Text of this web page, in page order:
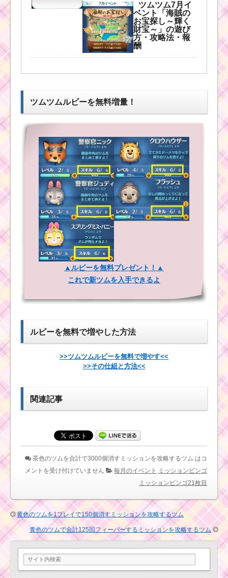
ツムツム7月海賊
のお宝探しイベ
ントのミッショ
ン・クリア報酬
一覧
消すミッションを攻略
するツム
ツムツム11月プーさん
のハチミツあつめ2枚目
のミッション内容と攻
略
プリンセスのツ
ムでマイツムを
ツム
ハロウィーンのツムで
ンを攻略するツム
個消すミッションを攻
略するツム
2016年3月！セレクト
ル・ハチプー・ジーニ
ー
ストームトルーパーミ
ッションの効率的な倒
友達を呼ぶスキ
ルで40チェーン
以上出すミッシ
ツム
ツムツム7月イ
ベント「海賊の
お宝探し～輝く
財宝～」の遊び
方・攻略法・報
酬
ツムで簡単に15チェー
ン以上を作れるツムは
コレ
黄色のツムで1プレイ
で6回フィーバーするミ
ッションを攻略するツ
ム
てツムを620個消すミ
ッションを攻略するツ
ム
白目が見えるツムで
ツムツム4月イベン
ト！イースターガーデ
ン3枚目のミッション内
容と攻略
11弾ピックアッ
ックス他が登場！
えりが見えるツムで
ンを攻略するツム
ツムツム10月最新ピ
ックアップガチャ第6弾
にかぼちゃミッキー･ミ
ニー登場！全15体を紹
介！
ツムツムルビーを無料増量！
▲ルビーを無料プレゼント！▲
これで新ツムを入手できるよ
ルビーを無料で増やした方法
>>ツムツムルビーを無料で増やす<<
>>その仕組と方法<<
関連記事
茶色のツムを合計で3000個消すミッションを攻略するツム は コ
メントを受け付けていません
毎月のイベント
ミッションビンゴ
ミッションビンゴ21枚目
黄色のツムを1プレイで150個消すミッションを攻略するツム
青色のツムで合計125回フィーバーするミッションを攻略するツム